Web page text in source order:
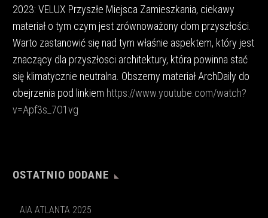
2023: VELUX Przyszłe Miejsca Zamieszkania, ciekawy
materiał o tym czym jest zrównoważony dom przyszłości.
Warto zastanowić się nad tym właśnie aspektem, który jest
znaczący dla przyszłosci architektury, która powinna stać
się klimatycznie neutralna. Obszerny materiał ArchDaily do
obejrzenia pod linkiem https://www.youtube.com/watch?
v=Apf3s_7O1vg
OSTATNIO DODANE
AIA ATLANTA 2025